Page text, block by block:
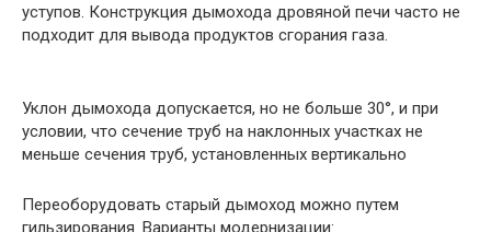
уступов. Конструкция дымохода дровяной печи часто не
подходит для вывода продуктов сгорания газа.
Уклон дымохода допускается, но не больше 30°, и при
условии, что сечение труб на наклонных участках не
меньше сечения труб, установленных вертикально
Переоборудовать старый дымоход можно путем
гильзирования. Варианты модернизации: